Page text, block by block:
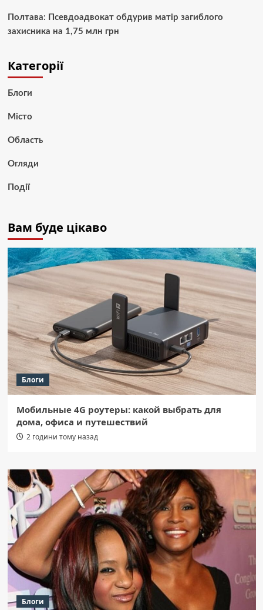
Полтава: Псевдоадвокат обдурив матір загиблого
захисника на 1,75 млн грн
Категорії
Блоги
Місто
Область
Огляди
Події
Вам буде цікаво
Блоги
Мобильные 4G роутеры: какой выбрать для
дома, офиса и путешествий
2 години тому назад
Блоги